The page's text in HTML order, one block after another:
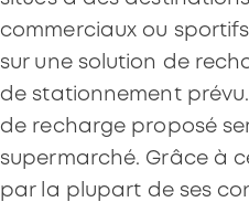
commerciaux ou
sur une solution de
de stationnement
de recharge proposé
supermarché. Grâce à
par la plupart de ses